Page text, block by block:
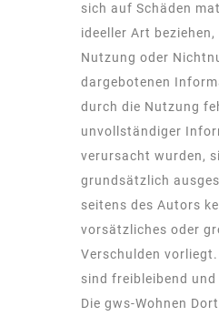
sich auf Schäden
ideeller Art
Nutzung oder
dargebotenen
durch die Nutzung
unvollständiger
verursacht wurden,
grundsätzlich
seitens des Autors
vorsätzliches oder
Verschulden
sind freibleibend
Die gws-Wohnen